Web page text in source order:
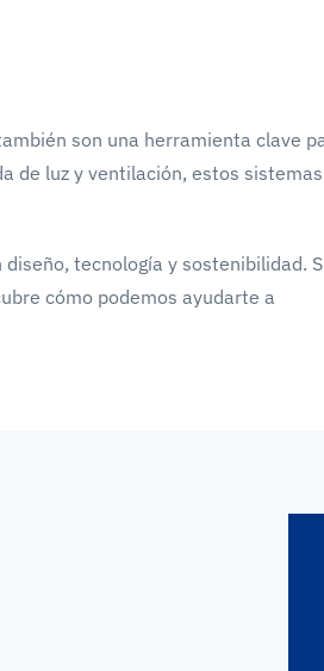
son una herramienta clave
de luz y ventilación, estos
tecnología y sostenibilidad.
cómo podemos ayudarte a